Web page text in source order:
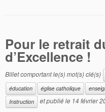
Pour le retrait
d’Excellence !
Billet comportant le(s) mot(s) clé(s)
éducation
église catholique
Instruction
et publié le 14 février